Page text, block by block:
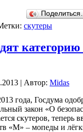
скутеры
| Автор: Midas
года, Госдума
закон «О
скутеров, теперь
«М» – мопеды и